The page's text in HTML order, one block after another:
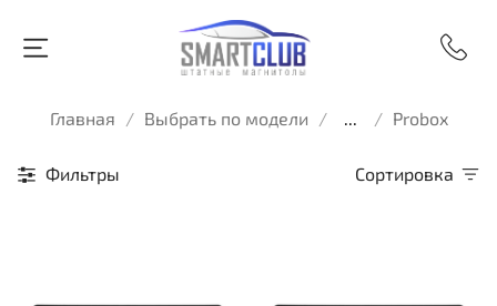
Главная Выбрать по модели ... Probox
Фильтры Сортировка